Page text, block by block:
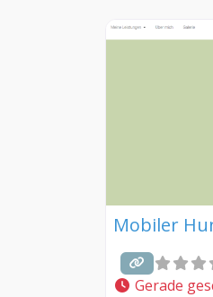
Mobiler
Gerade